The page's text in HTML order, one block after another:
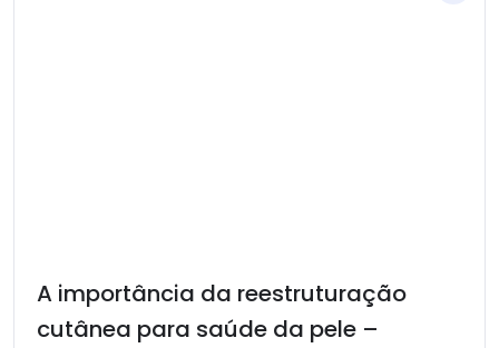
A importância da reestruturação
cutânea para saúde da pele –